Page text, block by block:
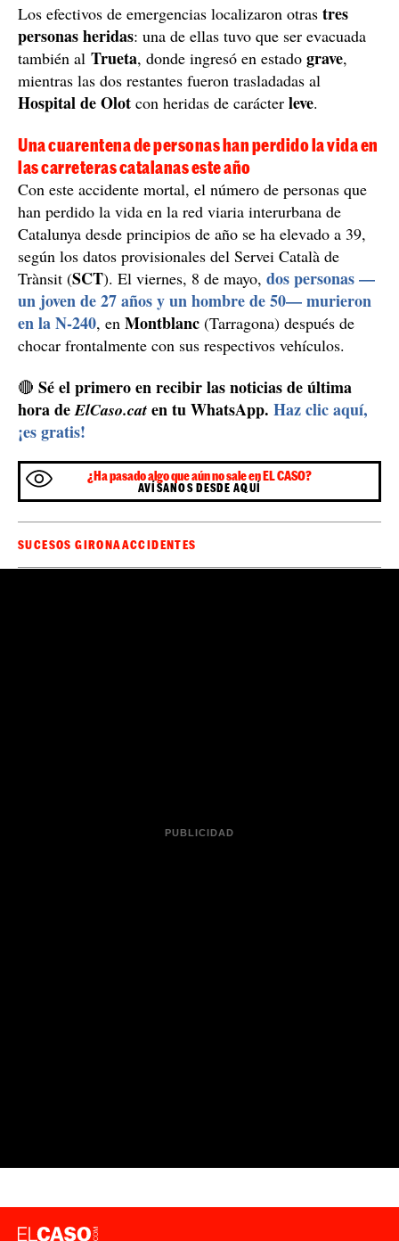
Los efectivos de emergencias localizaron otras tres
personas heridas: una de ellas tuvo que ser evacuada
también al Trueta, donde ingresó en estado grave,
mientras las dos restantes fueron trasladadas al
Hospital de Olot con heridas de carácter leve.
Una cuarentena de personas han perdido la vida en
las carreteras catalanas este año
Con este accidente mortal, el número de personas que
han perdido la vida en la red viaria interurbana de
Catalunya desde principios de año se ha elevado a 39,
según los datos provisionales del Servei Català de
Trànsit (SCT). El viernes, 8 de mayo, dos personas —
un joven de 27 años y un hombre de 50— murieron
en la N-240, en Montblanc (Tarragona) después de
chocar frontalmente con sus respectivos vehículos.
🔴 Sé el primero en recibir las noticias de última
hora deElCaso.cat en tu WhatsApp. Haz clic aquí,
¡es gratis!
¿Ha pasado algo que aún no sale en EL CASO?
AVÍSANOS DESDE AQUÍ
SUCESOS GIRONAACCIDENTES